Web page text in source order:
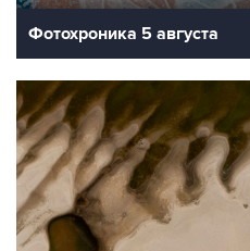
Фотохроника 5 августа